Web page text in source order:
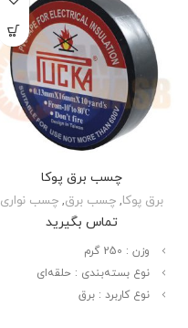
چسب برق پوکا
برق پوکا,چسب برق,چسب نواری
تماس بگیرید
وزن : 250 گرم
نوع بسته‌بندی : حلقه‌ای
نوع کاربرد : برق